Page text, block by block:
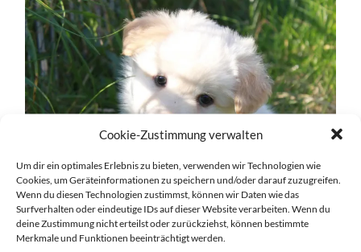
Cookie-Zustimmung verwalten
Um dir ein optimales Erlebnis zu bieten, verwenden wir Technologien wie
Cookies, um Geräteinformationen zu speichern und/oder darauf zuzugreifen.
Wenn du diesen Technologien zustimmst, können wir Daten wie das
Surfverhalten oder eindeutige IDs auf dieser Website verarbeiten. Wenn du
deine Zustimmung nicht erteilst oder zurückziehst, können bestimmte
Merkmale und Funktionen beeinträchtigt werden.